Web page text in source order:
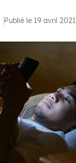
Publié le 19 avril 2021